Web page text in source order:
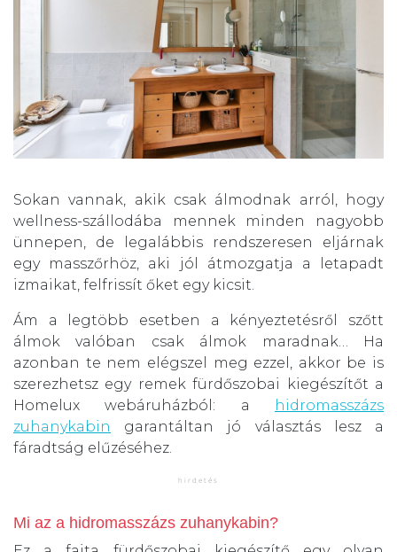
Sokan vannak, akik csak álmodnak arról, hogy
wellness-szállodába mennek minden nagyobb
ünnepen, de legalábbis rendszeresen eljárnak
egy masszőrhöz, aki jól átmozgatja a letapadt
izmaikat, felfrissít őket egy kicsit.
Ám a legtöbb esetben a kényeztetésről szőtt
álmok valóban csak álmok maradnak… Ha
azonban te nem elégszel meg ezzel, akkor be is
szerezhetsz egy remek fürdőszobai kiegészítőt a
Homelux webáruházból: a
hidromasszázs
zuhanykabin
garantáltan jó választás lesz a
fáradtság elűzéséhez.
Mi az a hidromasszázs zuhanykabin?